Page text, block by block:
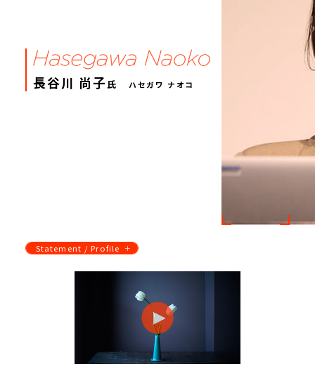
長谷川 尚子氏 ハセガワ ナオコ
Statement / Profile